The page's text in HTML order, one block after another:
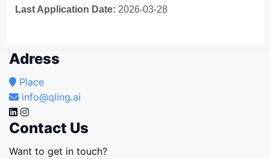
Last Application Date: 2026-03-28
Adress
Place
info@qling.ai
Contact Us
Want to get in touch?